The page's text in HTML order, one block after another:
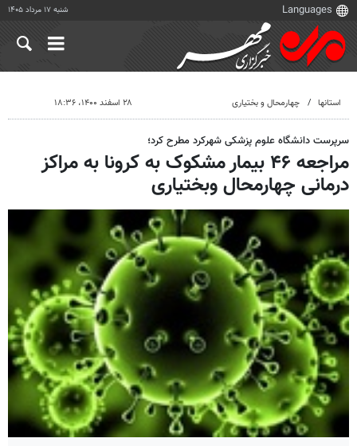
شنبه ۱۷ مرداد ۱۴۰۵
استانها چهارمحال و بختیاری ۲۸ اسفند ۱۴۰۰، ۱۸:۳۶
سرپرست دانشگاه علوم پزشکی شهرکرد مطرح کرد؛
مراجعه ۴۶ بیمار مشکوک به کرونا به مراکز
درمانی چهارمحال وبختیاری